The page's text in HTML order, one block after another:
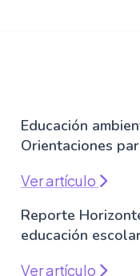
Educación
Orientaciones
Ver artículo
Reporte
educación
Ver artículo